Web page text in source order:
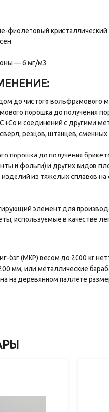
фиолетовый кристаллический
— 6 мг/м3
до чистого вольфрамового
порошка до получения
и соединений с другими
резцов, штанцев,
порошка до получения
и фольги) и других видов
изделий из тяжелых сплавов
элемент для
используемые в качестве
бэг (МКР) весом до 2000 кг
мм, или металлические
на деревянном паллете